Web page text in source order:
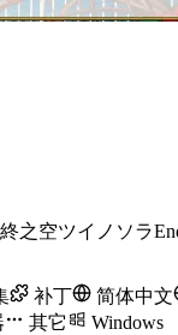
終之空ツイノソラ
补丁 简体中文
其它 Windows